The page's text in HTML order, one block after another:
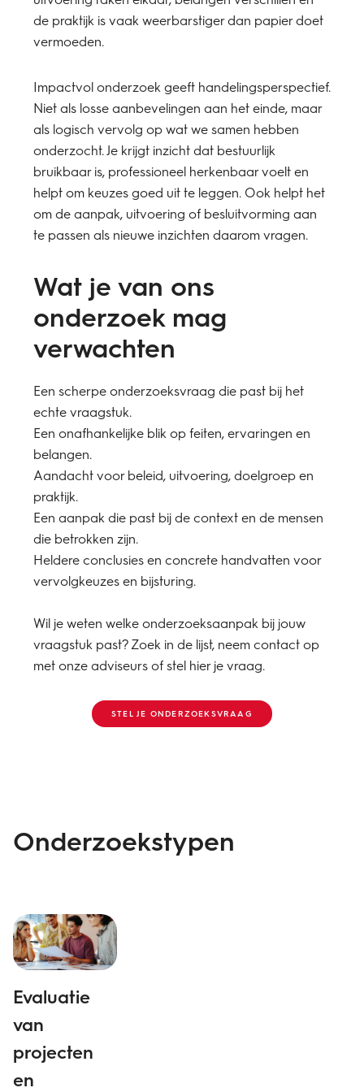
de praktijk is vaak weerbarstiger dan papier doet
vermoeden.
Impactvol onderzoek geeft handelingsperspectief.
Niet als losse aanbevelingen aan het einde, maar
als logisch vervolg op wat we samen hebben
onderzocht. Je krijgt inzicht dat bestuurlijk
bruikbaar is, professioneel herkenbaar voelt en
helpt om keuzes goed uit te leggen. Ook helpt het
om de aanpak, uitvoering of besluitvorming aan
te passen als nieuwe inzichten daarom vragen.
Wat je van ons
onderzoek mag
verwachten
Een scherpe onderzoeksvraag die past bij het
echte vraagstuk.
Een onafhankelijke blik op feiten, ervaringen en
belangen.
Aandacht voor beleid, uitvoering, doelgroep en
praktijk.
Een aanpak die past bij de context en de mensen
die betrokken zijn.
Heldere conclusies en concrete handvatten voor
vervolgkeuzes en bijsturing.
Wil je weten welke onderzoeksaanpak bij jouw
vraagstuk past? Zoek in de lijst, neem contact op
met onze adviseurs of stel hier je vraag.
STEL JE ONDERZOEKSVRAAG
Onderzoekstypen
Evaluatie
van
projecten
en